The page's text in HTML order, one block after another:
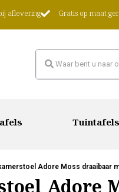
aflevering Gratis op maat
Tuintafels
Adore Moss draaibaar